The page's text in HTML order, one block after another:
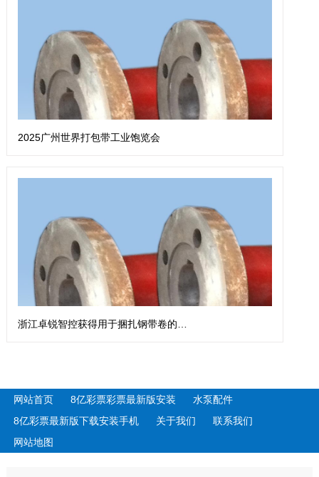
2025广州世界打包带工业饱览会
网站首页 8亿彩票彩票最新版安装
水泵配件
8亿彩票最新版下载安装手机
关于我们
联系我们
网站地图